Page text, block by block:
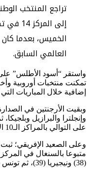
تراجع المنتخب
إلى
العالمي السابق.
تمكنت منتخبات أوروبية
إضافية خلال المباريات التي
وبقيت الأرجنتين في الصدارة
وإنجلترا والبرازيل وبلجيكا،
على التوالي بالمراكز الـ10 الأولى.
وعلى الصعيد الإفريقي؛
(38) ونيجيريا (39)، ثم تونس (41) والجزائر (46) والكاميرون (51).